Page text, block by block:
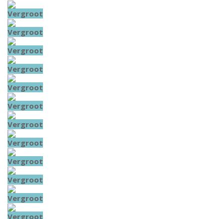
Vergroot
Vergroot
Vergroot
Vergroot
Vergroot
Vergroot
Vergroot
Vergroot
Vergroot
Vergroot
Vergroot
Vergroot